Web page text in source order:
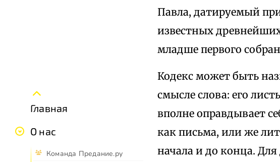
Главная
О нас
Команда Предание.ру
Павла, датируемый
известных
младше первого
Кодекс может быть
смысле слова: его
вполне оправдывает
как письма, или же
начала и до конца.